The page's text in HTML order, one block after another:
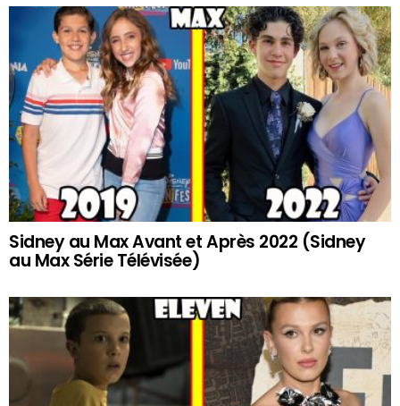
Sidney au Max Avant et Après 2022 (Sidney
au Max Série Télévisée)